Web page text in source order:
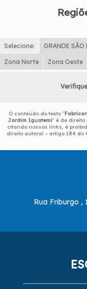
Selecione: GRANDE SÃO
Zona Norte Zona Oeste
O conteúdo do texto "
Jardim Iguatemi" é de direito
citando nossos links, é
direito autoral – artigo 184 do
Rua Friburgo ,